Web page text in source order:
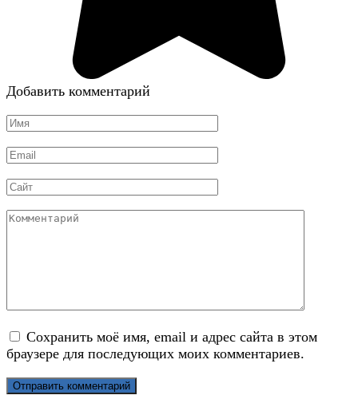
Добавить комментарий
Имя
Email
Сайт
Комментарий
Сохранить моё имя, email и адрес сайта в этом
браузере для последующих моих комментариев.